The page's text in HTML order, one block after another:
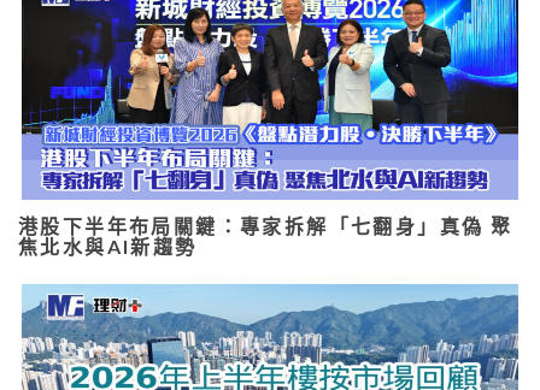
港股下半年布局關鍵：專家拆解「七翻身」真偽 聚
焦北水與AI新趨勢